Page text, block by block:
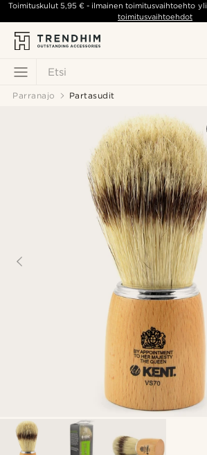
Etsi
Toimituskulut5,95 € - ilmainen toimitusvaihtoehto yli
toimitusvaihtoehdot
Parranajo Partasudit